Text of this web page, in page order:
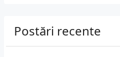
Postări recente